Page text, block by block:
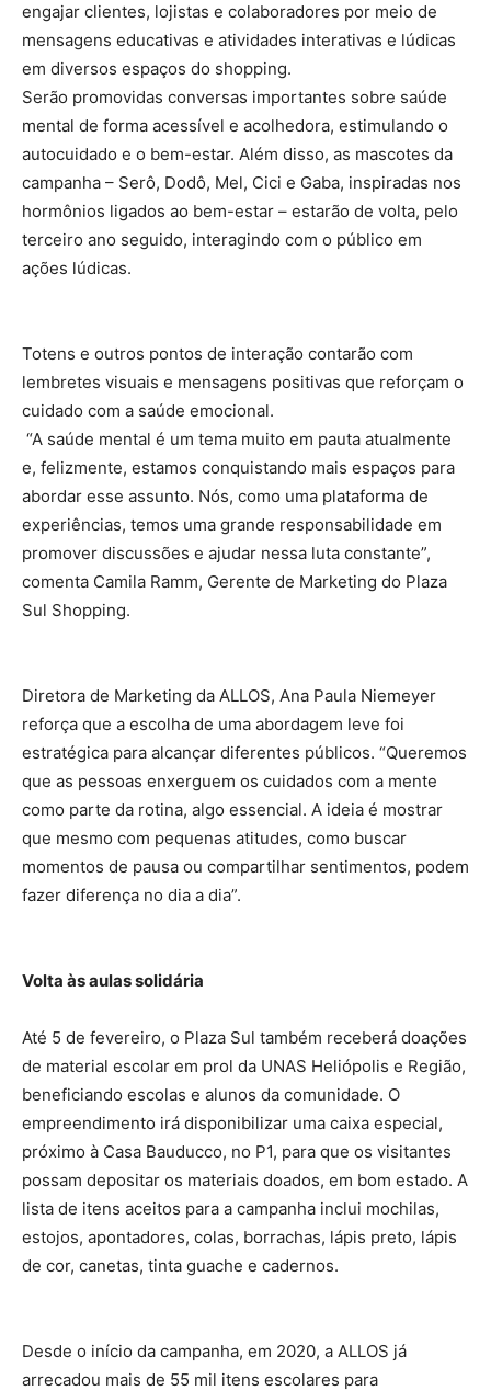
engajar clientes, lojistas e colaboradores por meio de
mensagens educativas e atividades interativas e lúdicas
em diversos espaços do shopping.
Serão promovidas conversas importantes sobre saúde
mental de forma acessível e acolhedora, estimulando o
autocuidado e o bem-estar. Além disso, as mascotes da
campanha – Serô, Dodô, Mel, Cici e Gaba, inspiradas nos
hormônios ligados ao bem-estar – estarão de volta, pelo
terceiro ano seguido, interagindo com o público em
ações lúdicas.
Totens e outros pontos de interação contarão com
lembretes visuais e mensagens positivas que reforçam o
cuidado com a saúde emocional.
“A saúde mental é um tema muito em pauta atualmente
e, felizmente, estamos conquistando mais espaços para
abordar esse assunto. Nós, como uma plataforma de
experiências, temos uma grande responsabilidade em
promover discussões e ajudar nessa luta constante”,
comenta Camila Ramm, Gerente de Marketing do Plaza
Sul Shopping.
Diretora de Marketing da ALLOS, Ana Paula Niemeyer
reforça que a escolha de uma abordagem leve foi
estratégica para alcançar diferentes públicos. “Queremos
que as pessoas enxerguem os cuidados com a mente
como parte da rotina, algo essencial. A ideia é mostrar
que mesmo com pequenas atitudes, como buscar
momentos de pausa ou compartilhar sentimentos, podem
fazer diferença no dia a dia”.
Volta às aulas solidária
Até 5 de fevereiro, o Plaza Sul também receberá doações
de material escolar em prol da UNAS Heliópolis e Região,
beneficiando escolas e alunos da comunidade. O
empreendimento irá disponibilizar uma caixa especial,
próximo à Casa Bauducco, no P1, para que os visitantes
possam depositar os materiais doados, em bom estado. A
lista de itens aceitos para a campanha inclui mochilas,
estojos, apontadores, colas, borrachas, lápis preto, lápis
de cor, canetas, tinta guache e cadernos.
Desde o início da campanha, em 2020, a ALLOS já
arrecadou mais de 55 mil itens escolares para